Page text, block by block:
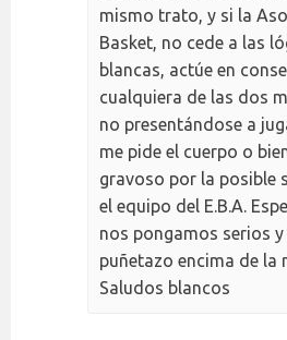
mismo trato, y si la
Basket, no cede a las
blancas, actúe en
cualquiera de las dos
no presentándose a
me pide el cuerpo o
gravoso por la posible
el equipo del E.B.A.
nos pongamos serios
puñetazo encima de la
Saludos blancos